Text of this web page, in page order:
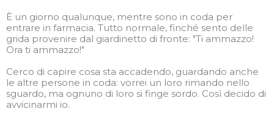
È un giorno qualunque, mentre sono in coda per
entrare in farmacia. Tutto normale, finché sento delle
grida provenire dal giardinetto di fronte: "Ti ammazzo!
Ora ti ammazzo!"
Cerco di capire cosa sta accadendo, guardando anche
le altre persone in coda: vorrei un loro rimando nello
sguardo, ma ognuno di loro si finge sordo. Così decido di
avvicinarmi io.